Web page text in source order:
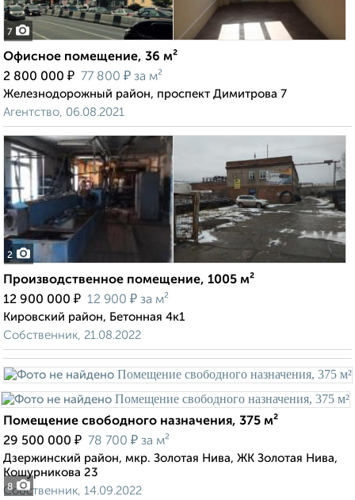
7
Офисное помещение, 36 м²
2 800 000 ₽ 77 800 ₽ за м²
Железнодорожный район, проспект Димитрова 7
Агентство, 06.08.2021
2
Производственное помещение, 1005 м²
12 900 000 ₽ 12 900 ₽ за м²
Кировский район, Бетонная 4к1
Собственник, 21.08.2022
8
Помещение свободного назначения, 375 м²
29 500 000 ₽ 78 700 ₽ за м²
Дзержинский район, мкр. Золотая Нива, ЖК Золотая Нива,
Кошурникова 23
Собственник, 14.09.2022